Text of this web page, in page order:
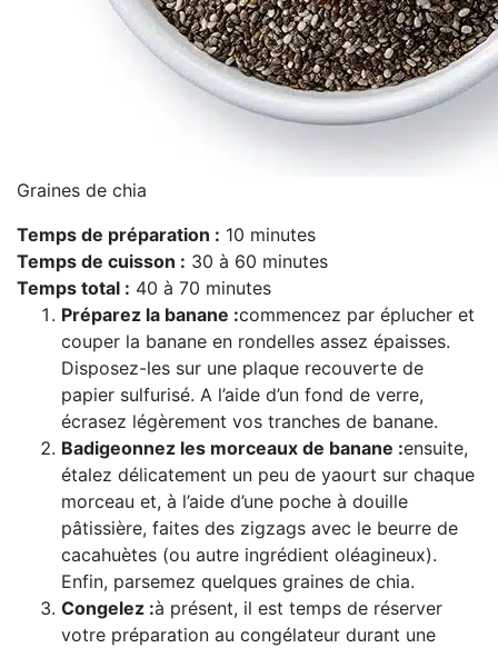
Graines de chia
Temps de préparation : 10 minutes
Temps de cuisson : 30 à 60 minutes
Temps total : 40 à 70 minutes
Préparez la banane :commencez par éplucher et
couper la banane en rondelles assez épaisses.
Disposez-les sur une plaque recouverte de
papier sulfurisé. A l’aide d’un fond de verre,
écrasez légèrement vos tranches de banane.
Badigeonnez les morceaux de banane :ensuite,
étalez délicatement un peu de yaourt sur chaque
morceau et, à l’aide d’une poche à douille
pâtissière, faites des zigzags avec le beurre de
cacahuètes (ou autre ingrédient oléagineux).
Enfin, parsemez quelques graines de chia.
Congelez :à présent, il est temps de réserver
votre préparation au congélateur durant une